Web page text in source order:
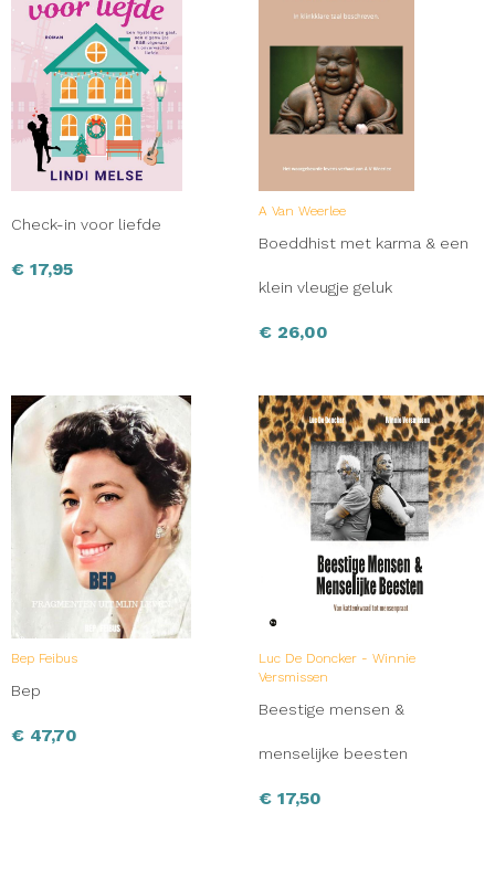
Check-in voor liefde
€ 17,95
A Van Weerlee
Boeddhist met karma & een
klein vleugje geluk
€ 26,00
Bep Feibus
Bep
€ 47,70
Luc De Doncker - Winnie
Versmissen
Beestige mensen &
menselijke beesten
€ 17,50